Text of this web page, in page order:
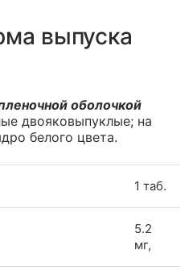
выпуска
оболочкой
двояковыпуклые; на
белого цвета.
1 таб.
5.2
мг,